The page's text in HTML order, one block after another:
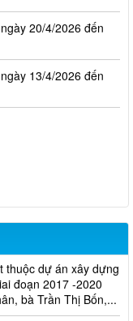
20/4/2026 đến
13/4/2026 đến
nhận đã cấp cho
thuộc dự án xây dựng
đoạn 2017 -2020
bà Trần Thị Bốn,...